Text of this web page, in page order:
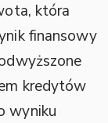
która
finansowy
kredytów
wyniku